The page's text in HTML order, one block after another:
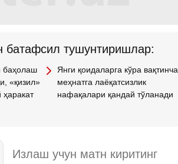
батафсил тушунтиришлар:
баҳолаш
«қизил»
Янги қоидаларга кўра вақтинча
меҳнатга лаёқатсизлик
нафақалари қандай тўланади